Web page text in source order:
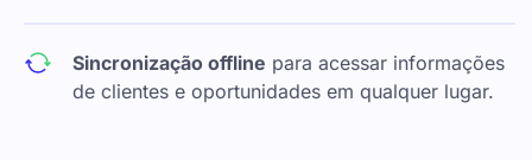
Sincronização offline para acessar informações
de clientes e oportunidades em qualquer lugar.